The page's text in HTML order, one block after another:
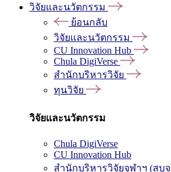
วิจัยและนวัตกรรม
ย้อนกลับ
วิจัยและนวัตกรรม
CU Innovation Hub
Chula DigiVerse
สำนักบริหารวิจัย
ทุนวิจัย
วิจัยและนวัตกรรม
Chula DigiVerse
CU Innovation Hub
สำนักบริหารวิจัยจุฬาฯ (สบ